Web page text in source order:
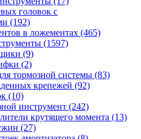
головок с
(192)
в ложементах (465)
(1597)
(9)
(2)
тормозной системы (83)
крепежей (92)
(10)
инструмент (242)
крутящего момента (13)
(27)